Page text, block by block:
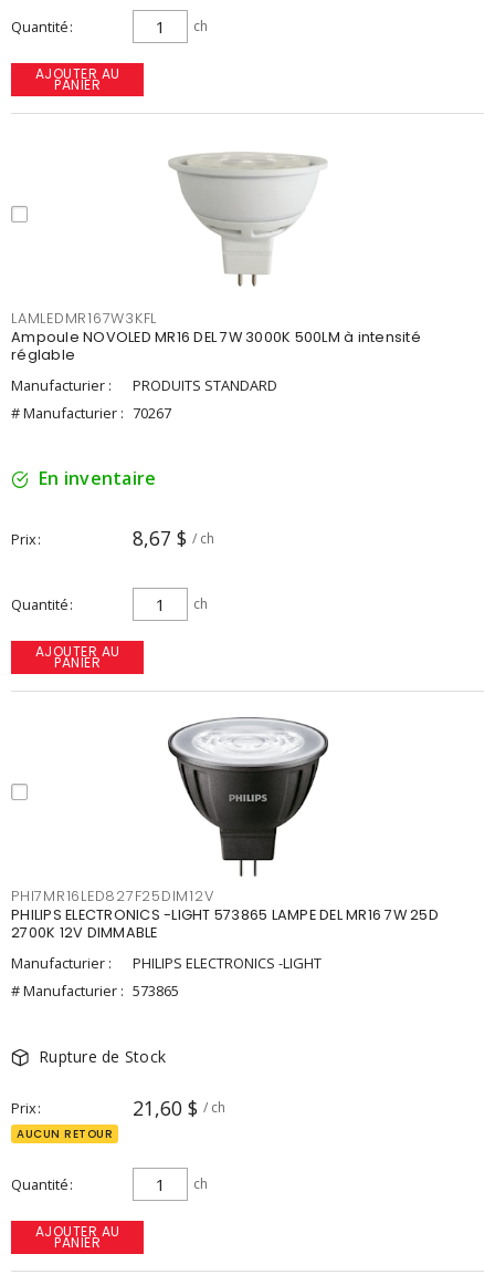
Quantité ch
AJOUTER AU
PANIER
LAMLEDMR167W3KFL
Ampoule NOVOLED MR16 DEL 7W 3000K 500LM à intensité
réglable
Manufacturier :
PRODUITS STANDARD
# Manufacturier : 70267
En inventaire
Prix 8,67 $ / ch
Quantité ch
AJOUTER AU
PANIER
PHI7MR16LED827F25DIM12V
PHILIPS ELECTRONICS -LIGHT 573865 LAMPE DEL MR16 7W 25D
2700K 12V DIMMABLE
Manufacturier :
PHILIPS ELECTRONICS -LIGHT
# Manufacturier : 573865
Rupture de Stock
Prix 21,60 $ / ch
AUCUN RETOUR
Quantité ch
AJOUTER AU
PANIER